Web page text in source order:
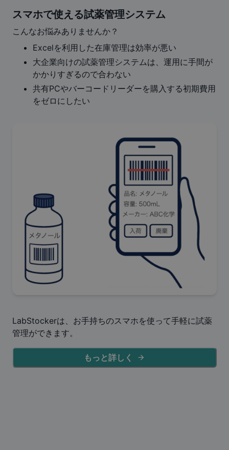
スマホで使える試薬管理システム
こんなお悩みありませんか？
Excelを利用した在庫管理は効率が悪い
大企業向けの試薬管理システムは、運用に手間が
かかりすぎるので合わない
共有PCやバーコードリーダーを購入する初期費用
をゼロにしたい
LabStockerは、お手持ちのスマホを使って手軽に試薬
管理ができます。
もっと詳しく